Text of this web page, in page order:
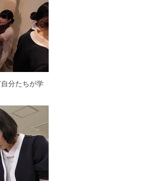
分たちが学